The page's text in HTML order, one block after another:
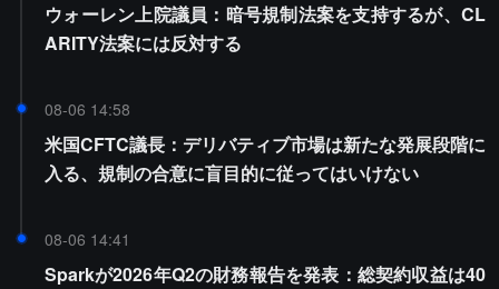
ウォーレン上院議員：暗号規制法案を支持するが、CL
ARITY法案には反対する
08-06 14:58
米国CFTC議長：デリバティブ市場は新たな発展段階に
入る、規制の合意に盲目的に従ってはいけない
08-06 14:41
Sparkが2026年Q2の財務報告を発表：総契約収益は40